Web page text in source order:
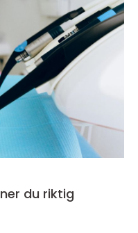
du riktig